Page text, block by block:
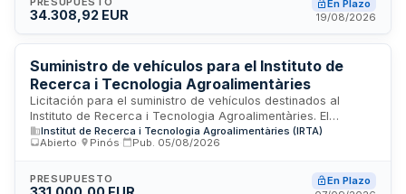
licitación asciende a treinta y cuatro mil euros
34.308,92 EUR
En Plazo
19/08/2026
Suministro de vehículos para el Instituto de
Recerca i Tecnologia Agroalimentàries
Licitación para el suministro de vehículos destinados al
Instituto de Recerca i Tecnologia Agroalimentàries. El
contrato comprende la adquisición de vehículos conforme a
las características técnicas y condiciones especiales de
adjudicación se realizará conforme a los criterios de
Institut de Recerca i Tecnologia Agroalimentàries (IRTA)
Abierto
Pinós Pub. 05/08/2026
PRESUPUESTO
En Plazo